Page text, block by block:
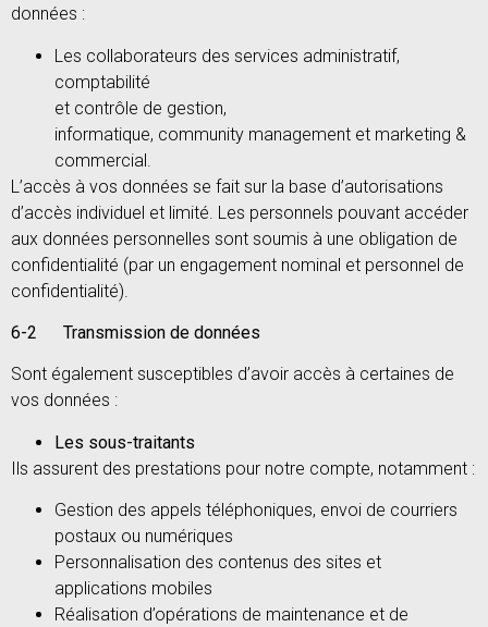
données :
Les collaborateurs des services administratif,
comptabilité
et contrôle de gestion,
informatique, community management et marketing &
commercial.
L’accès à vos données se fait sur la base d’autorisations
d’accès individuel et limité. Les personnels pouvant accéder
aux données personnelles sont soumis à une obligation de
confidentialité (par un engagement nominal et personnel de
confidentialité).
6-2 Transmission de données
Sont également susceptibles d’avoir accès à certaines de
vos données :
Les sous-traitants
Ils assurent des prestations pour notre compte, notamment :
Gestion des appels téléphoniques, envoi de courriers
postaux ou numériques
Personnalisation des contenus des sites et
applications mobiles
Réalisation d’opérations de maintenance et de